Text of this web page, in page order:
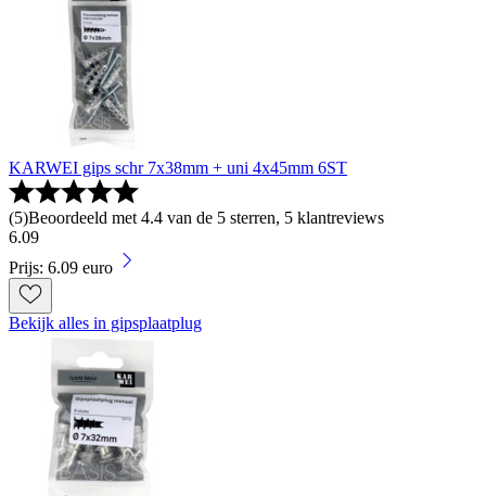
KARWEI gips schr 7x38mm + uni 4x45mm 6ST
(5)Beoordeeld met 4.4 van de 5 sterren, 5 klantreviews
6.09
Prijs: 6.09 euro
Bekijk alles in gipsplaatplug